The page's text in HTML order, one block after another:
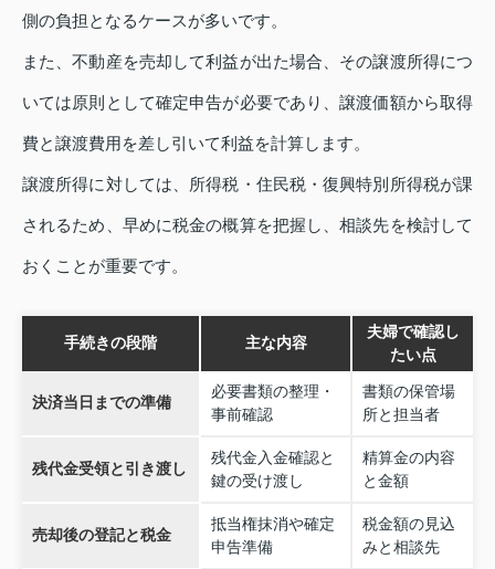
側の負担となるケースが多いです。
また、不動産を売却して利益が出た場合、その譲渡所得につ
いては原則として確定申告が必要であり、譲渡価額から取得
費と譲渡費用を差し引いて利益を計算します。
譲渡所得に対しては、所得税・住民税・復興特別所得税が課
されるため、早めに税金の概算を把握し、相談先を検討して
おくことが重要です。
手続きの段階 主な内容
夫婦で確認し
たい点
決済当日までの準備
必要書類の整理・
事前確認
書類の保管場
所と担当者
残代金受領と引き渡し
残代金入金確認と
鍵の受け渡し
精算金の内容
と金額
売却後の登記と税金
抵当権抹消や確定
申告準備
税金額の見込
みと相談先